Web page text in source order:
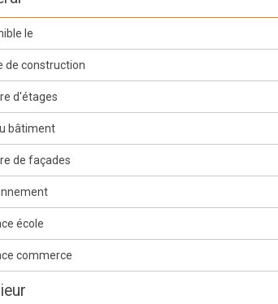
le
de construction
d'étages
bâtiment
de façades
école
commerce